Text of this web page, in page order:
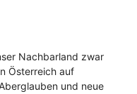
Nachbarland zwar
Österreich auf
und neue